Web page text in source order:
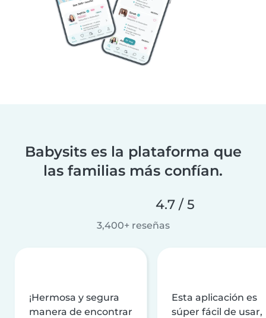
Babysits es la plataforma que
las familias más confían.
4.7 / 5
3,400+ reseñas
¡Hermosa y segura
manera de encontrar
Esta aplicación es
súper fácil de usar,